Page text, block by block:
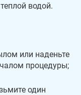
водой.
или наденьте
процедуры;
один